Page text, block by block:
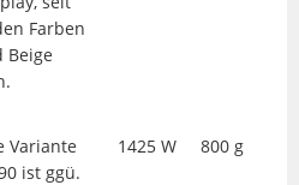
Farben
Beige
Variante
ist ggü.
1425 W 800 g